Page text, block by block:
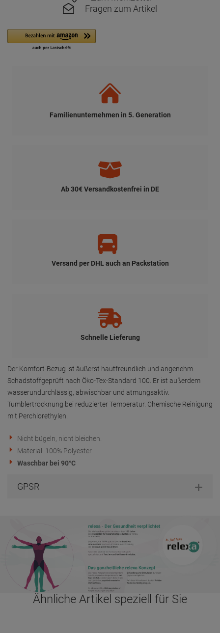
Fragen zum Artikel
Familienunternehmen in 5. Generation
Ab 30€ Versandkostenfrei in DE
Versand per DHL auch an Packstation
Schnelle Lieferung
Der Komfort-Bezug ist äußerst hautfreundlich und angenehm.
Schadstoffgeprüft nach Öko-Tex-Standard 100. Er ist außerdem
wasserundurchlässig, abwischbar und atmungsaktiv.
Tumblertrocknung bei reduzierter Temperatur. Chemische Reinigung
mit Perchlorethylen.
Nicht bügeln, nicht bleichen.
Material: 100% Polyester.
Waschbar bei 90°C
GPSR
Ähnliche Artikel speziell für Sie